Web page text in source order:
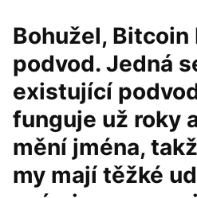
Bohužel, Bitcoin
podvod. Jedná
existující
funguje už roky
mění jména,
my mají těžké